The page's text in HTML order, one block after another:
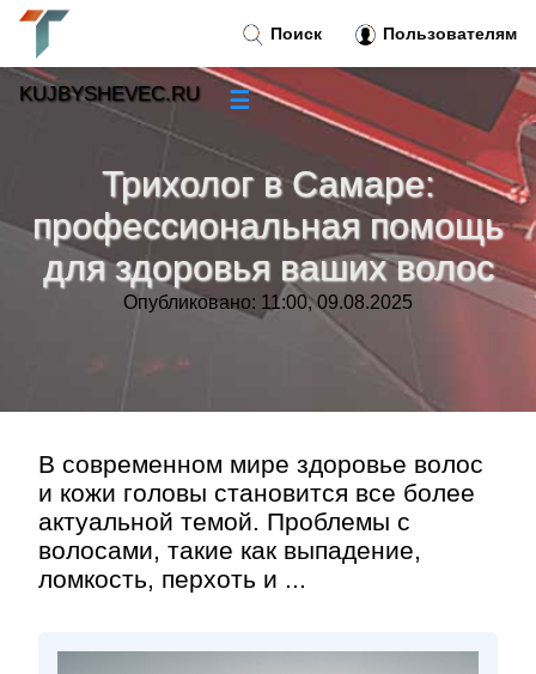
Трихолог в Самаре:
профессиональная помощь
для здоровья ваших волос
Опубликовано: 11:00, 09.08.2025
В современном мире здоровье волос
и кожи головы становится все более
актуальной темой. Проблемы с
волосами, такие как выпадение,
ломкость, перхоть и ...
Поиск Пользователям
KUJBYSHEVEC.RU ☰
Новости»
Тренды новостей»
Рубрики»
Контакт»